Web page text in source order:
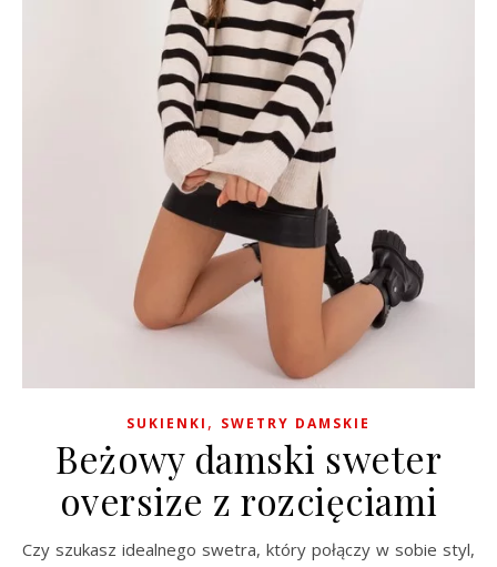
SUKIENKI , SWETRY DAMSKIE
Beżowy damski sweter
oversize z rozcięciami
Czy szukasz idealnego swetra, który połączy w sobie styl,